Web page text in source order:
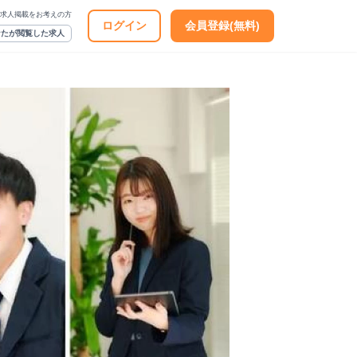
求人掲載をお考えの方
が閲覧した求人
ログイン 会員登録(無料)